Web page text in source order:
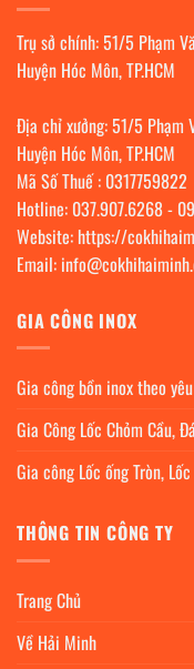
Trụ sở chính: 51/5 Phạm
Huyện Hóc Môn, TP.HCM
Địa chỉ xưởng: 51/5 Phạm
Huyện Hóc Môn, TP.HCM
Mã Số Thuế : 0317759822
Hotline: 037.907.6268-
Website: https://
Email:
GIA CÔNG INOX
Gia công bồn inox theo
Gia Công Lốc Chỏm Cầu,
Gia công Lốc ống Tròn,
THÔNG TIN CÔNG TY
Trang Chủ
Về Hải Minh